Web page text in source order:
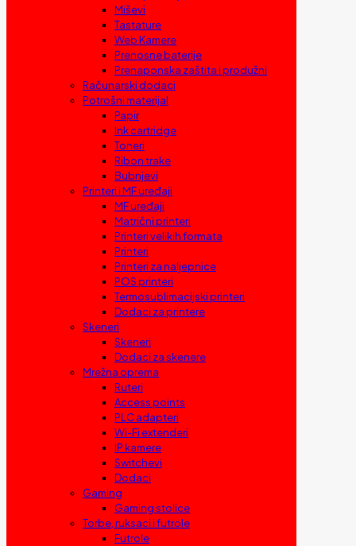
Miševi
Tastature
Web Kamere
Prenosne baterije
Prenaponska zaštita i produžni
Računarski dodaci
Potrošni materijal
Papir
Ink cartridge
Toneri
Ribon trake
Bubnjevi
Printeri i MF uređaji
MF uređaji
Matrični printeri
Printeri velikih formata
Printeri
Printeri za naljepnice
POS printeri
Termosublimacijski printeri
Dodaci za printere
Skeneri
Skeneri
Dodaci za skenere
Mrežna oprema
Ruteri
Access points
PLC adapteri
Wi-Fi extenderi
IP kamere
Switchevi
Dodaci
Gaming
Gaming stolice
Torbe, ruksaci i futrole
Futrole